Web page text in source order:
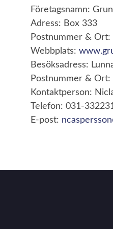
Företagsnamn:
Adress: Box 333
Postnummer & Ort:
Webbplats:
Besöksadress:
Postnummer & Ort:
Kontaktperson:
Telefon: 031-
E-post: